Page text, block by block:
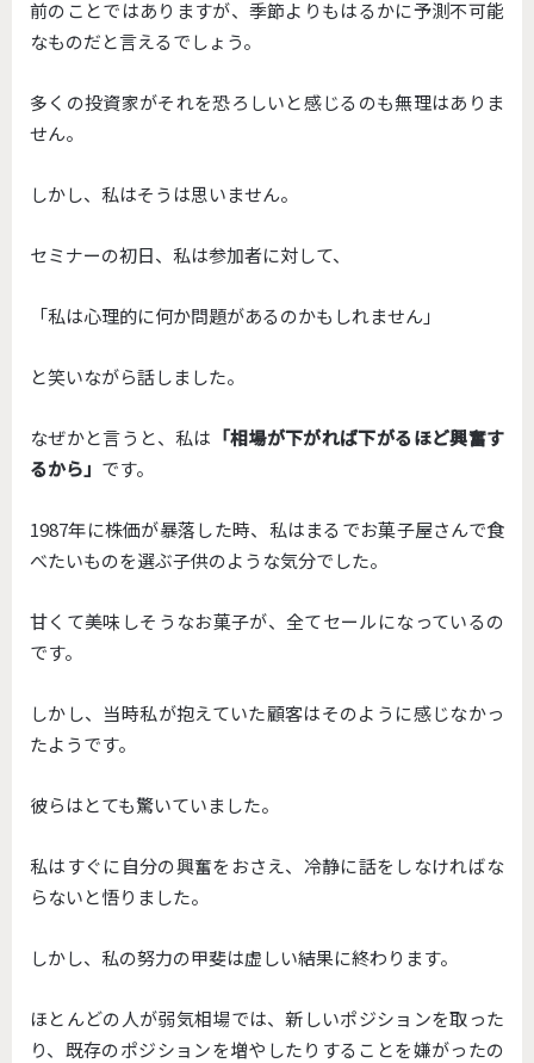
前のことではありますが、季節よりもはるかに予測不可能
なものだと言えるでしょう。
多くの投資家がそれを恐ろしいと感じるのも無理はありま
せん。
しかし、私はそうは思いません。
セミナーの初日、私は参加者に対して、
「私は心理的に何か問題があるのかもしれません」
と笑いながら話しました。
なぜかと言うと、私は 「相場が下がれば下がるほど興奮す
るから」 です。
1987年に株価が暴落した時、私はまるでお菓子屋さんで食
べたいものを選ぶ子供のような気分でした。
甘くて美味しそうなお菓子が、全てセールになっているの
です。
しかし、当時私が抱えていた顧客はそのように感じなかっ
たようです。
彼らはとても驚いていました。
私はすぐに自分の興奮をおさえ、冷静に話をしなければな
らないと悟りました。
しかし、私の努力の甲斐は虚しい結果に終わります。
ほとんどの人が弱気相場では、新しいポジションを取った
り、既存のポジションを増やしたりすることを嫌がったの